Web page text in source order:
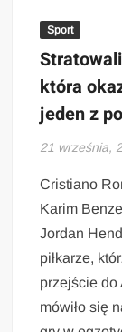
Sport
która
jeden z
21 września,
Cristiano
Karim
Jordan
piłkarze,
przejście do
mówiło się